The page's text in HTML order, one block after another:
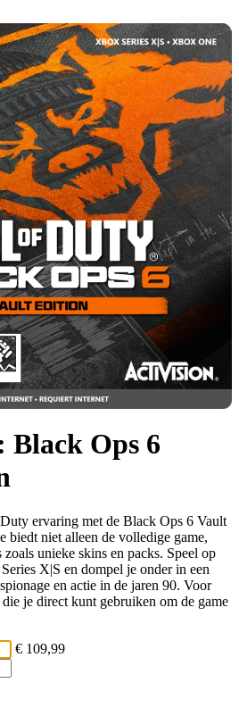
Ops 6
ervaring met de Black Ops 6 Vault
biedt niet alleen de volledige game,
zoals unieke skins en packs. Speel op
X|S en dompel je onder in een
en actie in de jaren 90. Voor
je direct kunt gebruiken om de game
€ 109,99